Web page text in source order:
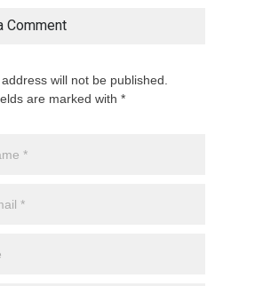
Comment
will not be published.
are marked with *